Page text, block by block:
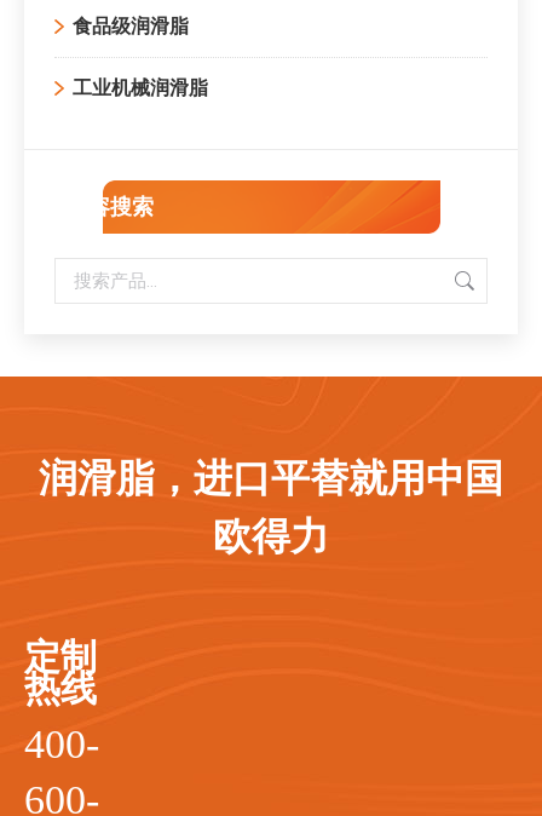
食品级润滑脂
工业机械润滑脂
内容搜索
润滑脂，进口平替就用中国
欧得力
定制
热线
400-
600-